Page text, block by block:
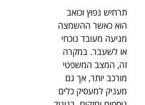
תרחיש נפוץ וכואב
הוא כאשר ההשמצה
מגיעה מעובד נוכחי
או לשעבר. במקרה
זה, המצב המשפטי
מורכב יותר, אך גם
מעניק למעסיק כלים